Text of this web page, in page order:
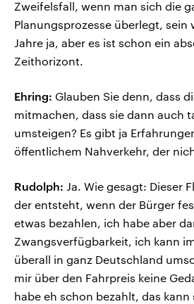
Zweifelsfall, wenn man sich die
Planungsprozesse überlegt, sein
Jahre ja, aber es ist schon ein
Zeithorizont.
Ehring: Glauben Sie denn, dass
mitmachen, dass sie dann auch
umsteigen? Es gibt ja
öffentlichem Nahverkehr, der
Rudolph: Ja. Wie gesagt: Dieser
der entsteht, wenn der Bürger
etwas bezahlen, ich habe aber
Zwangsverfügbarkeit, ich kann
überall in ganz Deutschland
mir über den Fahrpreis keine
habe eh schon bezahlt, das kann